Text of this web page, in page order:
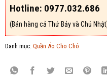
Hotline: 0977.032.686
(Bán hàng cả Thứ Bảy và Chủ
Danh mục: Quần Áo Cho Chó